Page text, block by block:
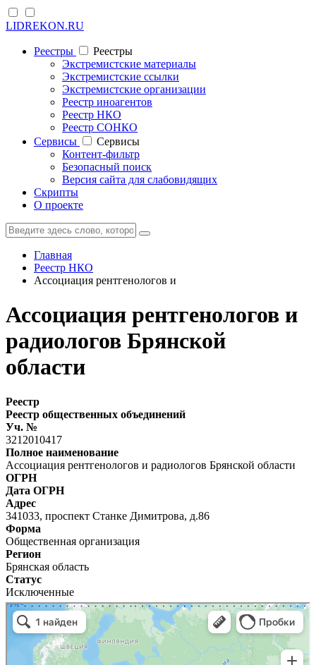
LIDREKON.RU
Реестры
Реестры
Экстремистские материалы
Экстремистские ссылки
Экстремистские организации
Реестр иноагентов
Реестр НКО
Реестр СОНКО
Cервисы
Cервисы
Контент-фильтр
Безопасный поиск
Версия сайта для слабовидящих
Скрипты
О проекте
Главная
Реестр НКО
Ассоциация рентгенологов и
Ассоциация рентгенологов и
радиологов Брянской
области
Реестр
Реестр общественных объединений
Уч. №
3212010417
Полное наименование
Ассоциация рентгенологов и радиологов Брянской области
ОГРН
Дата ОГРН
Адрес
341033, проспект Станке Димитрова, д.86
Форма
Общественная организация
Регион
Брянская область
Статус
Исключенные